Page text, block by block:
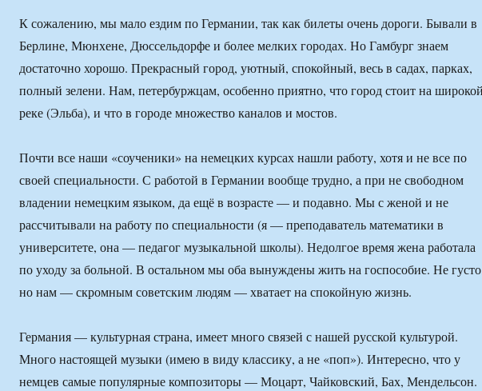
К сожалению, мы мало ездим по Германии, так как билеты очень дороги. Бывали в
Берлине, Мюнхене, Дюссельдорфе и более мелких городах. Но Гамбург знаем
достаточно хорошо. Прекрасный город, уютный, спокойный, весь в садах, парках,
полный зелени. Нам, петербуржцам, особенно приятно, что город стоит на
реке (Эльба), и что в городе множество каналов и мостов.
Почти все наши «соученики» на немецких курсах нашли работу, хотя и не все по
своей специальности. С работой в Германии вообще трудно, а при не свободном
владении немецким языком, да ещё в возрасте — и подавно. Мы с женой и не
рассчитывали на работу по специальности (я — преподаватель математики в
университете, она — педагог музыкальной школы). Недолгое время жена работала
по уходу за больной. В остальном мы оба вынуждены жить на госпособие. Не
но нам — скромным советским людям — хватает на спокойную жизнь.
Германия — культурная страна, имеет много связей с нашей русской культурой.
Много настоящей музыки (имею в виду классику, а не «поп»). Интересно, что у
немцев самые популярные композиторы — Моцарт, Чайковский, Бах, Мендельсон.